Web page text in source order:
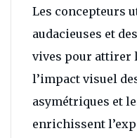
Les concepteurs
audacieuses et
vives pour attirer
l’impact visuel
asymétriques et
enrichissent